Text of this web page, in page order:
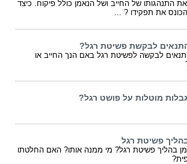
התנהגותו של החייב ושל הנאמן כולל פיקוח. כיצד
את תפקידו ? ...
לבקשת פשיטת רגל?
לבקשה לפשיטת רגל באם הנך החייב או
מוטלות על פושט רגל?
פשיטת רגל
בהליך פשיטת רגל? מי ממנה אותו? האם החלטתו